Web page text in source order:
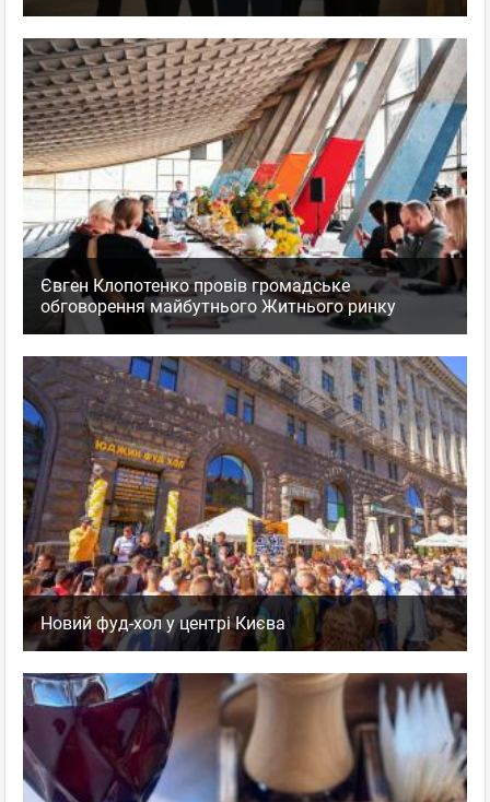
Євген Клопотенко провів громадське
обговорення майбутнього Житнього ринку
Новий фуд-хол у центрі Києва